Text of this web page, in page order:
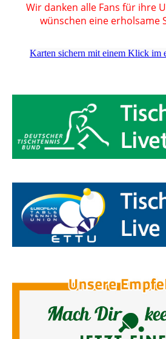
Wir danken alle Fans für ihre
wünschen eine erholsame
Karten sichern mit einem Klick im